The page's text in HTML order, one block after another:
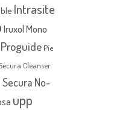
Intrasite
Iruxol Mono
Proguide Píe
Cleanser
Secura No-
upp